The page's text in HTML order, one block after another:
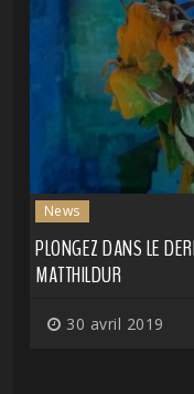
News
PLONGEZ DANS LE
MATTHILDUR
30 avril 2019